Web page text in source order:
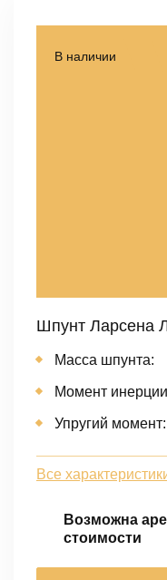
В наличии
Шпунт Ларсена
Масса шпунта:
Момент
Упругий момент:
Все
Возможна
стоимости